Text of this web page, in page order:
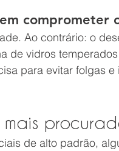
comprometer
Ao contrário: o
de vidros
para evitar folgas e
mais
de alto padrão,